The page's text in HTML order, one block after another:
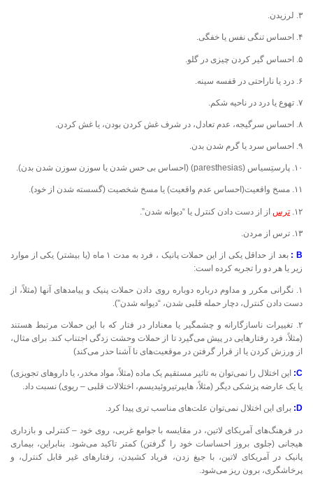
۳. لرزیدن.
۴. احساس تنگی نفس یا خفگی.
۵. احساس گیر کردن چیزی در گلو.
۶. درد یا ناراحتی در قفسه سینه.
۷. تهوع یا درد در ناحیه شکم.
۸. احساس سرگیجه، عدم تعادل، در شرف غش کردن بودن، یا غش کردن.
۹. احساس سرد یا گرم شدن بدن.
۱۰. پارستِسیاس (paresthesias) (احساس بی حس شدن یا سوزن سوزن شدن بدن).
۱۱. مسخ واقعیت(احساس عدم واقعیت) یا مسخ شخصیت (گسسته شدن از خود).
۱۲. ترس از از دست دادن کنترل یا “دیوانه شدن”.
۱۳. ترس از مردن.
B :
بعد از حداقل یکی از این حملات پانیک ، فرد به مدت ۱ ماه (یا بیشتر) یکی از موارد
زیر یا هر دو را تجربه کرده است:
۱. نگرانی مکرر و مداوم درباره دوباره روی دادن حملات پنیک و پیامدهای آنها (مثلاً، از
دست دادن کنترل، دچار حمله قلبی شدن، “دیوانه شدن”).
۲. تغییرات ناسازگارانه و چشمگیر یا معنادار در فتار که با این حملات مرتبط هستند
(مثلاً، فرد رفتارهایی در پیش می‌گیرد تا از حملات وحشت زدگی اجتناب کند. برای مثال،
از ورزش کردن یا از قرار گرفتن در موقعیت‌های نا آشنا حذر می‌کند)
C:
این اختلال را نمی‌توان به تاثیر مستقیم یک ماده (مثلاً، مواد مخدر، یا داروهای تجویزی)
یا یک عارضه پزشکی دیگر (مثلاً، هایپرتیروئیدیسم، اختلالات قلبی – ریوی) نسبت داد.
D: برای این اختلال نمی‌توان علت‌های مناسب تری پیدا کرد.
در فرهنگ‌های آمریکای لاتین، در مقایسه با جوامع غربی، روی خود – کنترلی و بازداری
هیجانی (جلوی بروز احساسات خود را گرفتن) کمتر تاکید می‌شود. بنابراین، بیماری
پانیک در آمریکای لاتین، با جیغ زدن، فریاد کشیدن، رفتارهای غیر قابل کنترل، و
پرخاشگری، برون ریز می‌شود.